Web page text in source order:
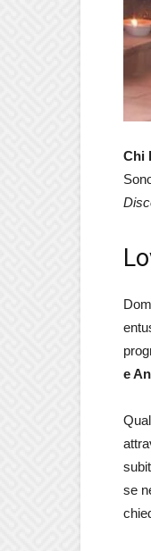
Chi
e
se